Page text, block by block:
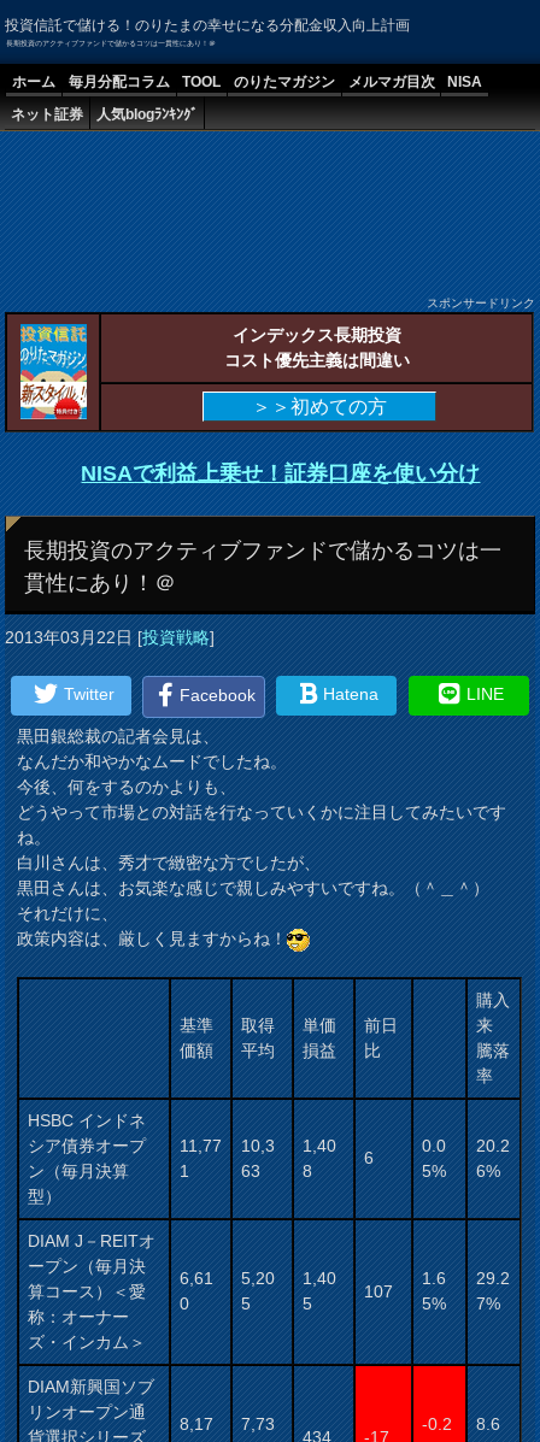
投資信託で儲ける！のりたまの幸せになる分配金収入向上計画
長期投資のアクティブファンドで儲かるコツは一貫性にあり！＠
ホーム 毎月分配コラム TOOL のりたマガジン メルマガ目次
NISA
ネット証券
人気blogﾗﾝｷﾝｸﾞ
スポンサードリンク
インデックス長期投資
コスト優先主義は間違い
＞＞初めての方
NISAで利益上乗せ！証券口座を使い分け
長期投資のアクティブファンドで儲かるコツは一
貫性にあり！＠
2013年03月22日[投資戦略]
Twitter Facebook Hatena LINE
黒田銀総裁の記者会見は、
なんだか和やかなムードでしたね。
今後、何をするのかよりも、
どうやって市場との対話を行なっていくかに注目してみたいです
ね。
白川さんは、秀才で緻密な方でしたが、
黒田さんは、お気楽な感じで親しみやすいですね。（＾＿＾）
それだけに、
政策内容は、厳しく見ますからね！
基準
価額
取得
平均
単価
損益
前日
比
購入
来
騰落
率
HSBC インドネ
シア債券オープ
ン（毎月決算
型）
11,77
1
10,3
63
1,40
8
6
0.0
5%
20.2
6%
DIAM J－REITオ
ープン（毎月決
算コース）＜愛
称：オーナー
ズ・インカム＞
6,61
0
5,20
5
1,40
5
107
1.6
5%
29.2
7%
DIAM新興国ソブ
リンオープン通
貨選択シリーズ
8,17
7,73
434 -17
-0.2
8.6